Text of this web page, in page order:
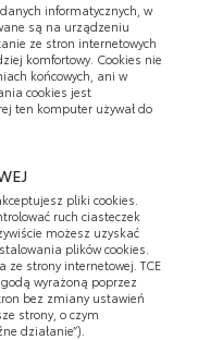
informatycznych, w
są na urządzeniu
ze stron internetowych
komfortowy. Cookies nie
końcowych, ani w
cookies jest
ten komputer używał do
pliki cookies.
ruch ciasteczek
możesz uzyskać
plików cookies.
strony internetowej. TCE
wyrażoną poprzez
bez zmiany ustawień
strony, o czym
działanie”).